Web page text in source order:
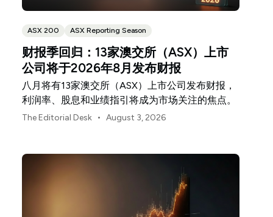
ASX 200 ASX Reporting Season
财报季回归：13家澳交所（ASX）上市
公司将于2026年8月发布财报
八月将有13家澳交所（ASX）上市公司发布财报，
利润率、股息和业绩指引将成为市场关注的焦点。
The Editorial Desk • August 3, 2026